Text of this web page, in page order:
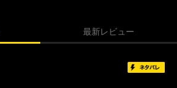
最新レビュー